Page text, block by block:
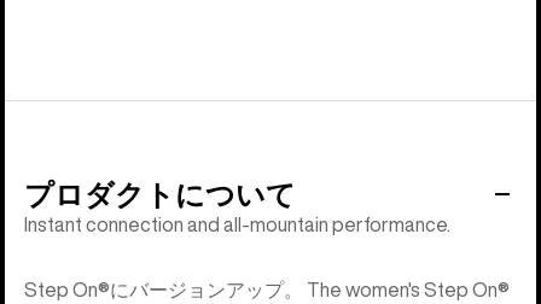
プロダクトについて
Instant connection and all-mountain performance.
Step On®にバージョンアップ。 The women's Step On®